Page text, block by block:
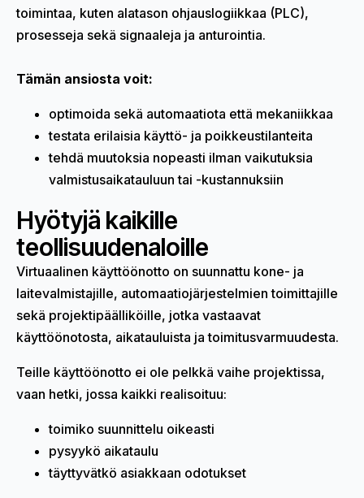
toimintaa, kuten alatason ohjauslogiikkaa (PLC),
prosesseja sekä signaaleja ja anturointia.
Tämän ansiosta voit:
optimoida sekä automaatiota että mekaniikkaa
testata erilaisia käyttö- ja poikkeustilanteita
tehdä muutoksia nopeasti ilman vaikutuksia
valmistusaikatauluun tai -kustannuksiin
Hyötyjä kaikille
teollisuudenaloille
Virtuaalinen käyttöönotto on suunnattu kone- ja
laitevalmistajille, automaatiojärjestelmien toimittajille
sekä projektipäälliköille, jotka vastaavat
käyttöönotosta, aikatauluista ja toimitusvarmuudesta.
Teille käyttöönotto ei ole pelkkä vaihe projektissa,
vaan hetki, jossa kaikki realisoituu:
toimiko suunnittelu oikeasti
pysyykö aikataulu
täyttyvätkö asiakkaan odotukset